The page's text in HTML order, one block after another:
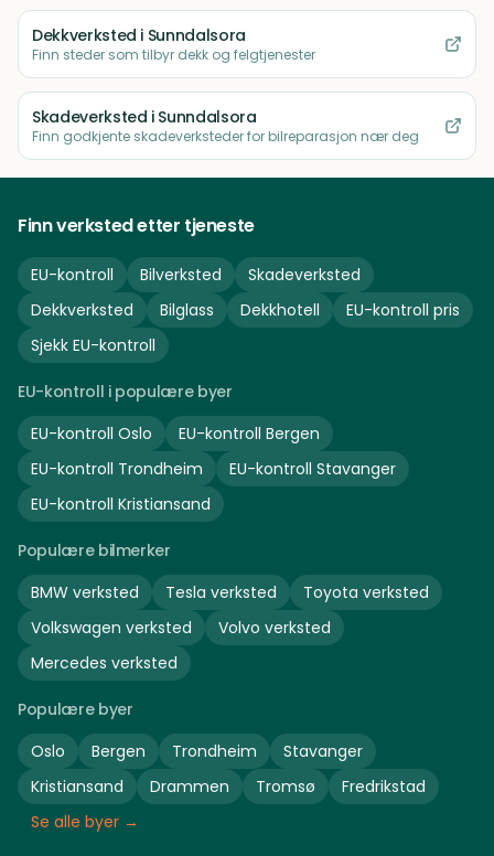
Dekkverksted i Sunndalsora
Finn steder som tilbyr dekk og felgtjenester
Skadeverksted i Sunndalsora
Finn godkjente skadeverksteder for bilreparasjon nær deg
Finn verksted etter tjeneste
EU-kontroll Bilverksted
Skadeverksted
Dekkverksted
Bilglass Dekkhotell
EU-kontroll pris
Sjekk EU-kontroll
EU-kontroll i populære byer
EU-kontroll Oslo EU-kontroll Bergen
EU-kontroll Trondheim EU-kontroll Stavanger
EU-kontroll Kristiansand
Populære bilmerker
BMW verksted Tesla verksted Toyota verksted
Volkswagen verksted Volvo verksted
Mercedes verksted
Populære byer
Oslo
Bergen Trondheim
Stavanger
Kristiansand
Drammen Tromsø
Fredrikstad
Se alle byer →